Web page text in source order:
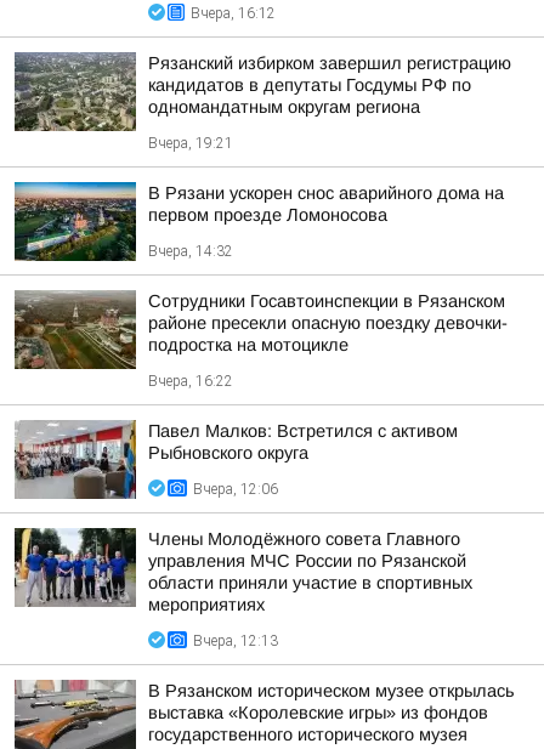
Вчера, 16:12
Рязанский избирком завершил регистрацию
кандидатов в депутаты Госдумы РФ по
одномандатным округам региона
Вчера, 19:21
В Рязани ускорен снос аварийного дома на
первом проезде Ломоносова
Вчера, 14:32
Сотрудники Госавтоинспекции в Рязанском
районе пресекли опасную поездку девочки-
подростка на мотоцикле
Вчера, 16:22
Павел Малков: Встретился с активом
Рыбновского округа
Вчера, 12:06
Члены Молодёжного совета Главного
управления МЧС России по Рязанской
области приняли участие в спортивных
мероприятиях
Вчера, 12:13
В Рязанском историческом музее открылась
выставка «Королевские игры» из фондов
государственного исторического музея